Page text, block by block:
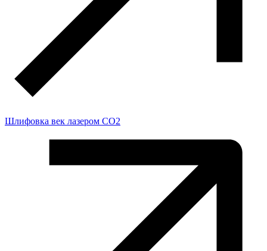
Шлифовка век лазером СО2